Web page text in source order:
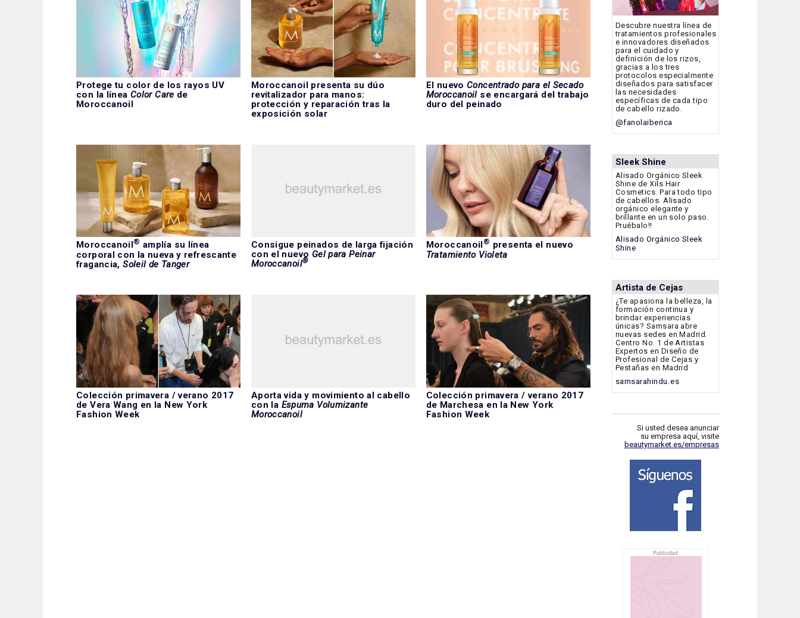
Protege tu color de los rayos UV
con la línea Color Care de
Moroccanoil
Moroccanoil presenta su dúo
revitalizador para manos:
protección y reparación tras la
exposición solar
El nuevo Concentrado para el Secado
Moroccanoilse encargará del trabajo
duro del peinado
Moroccanoil® amplía su línea
corporal con la nueva y refrescante
fragancia,Soleil de Tanger
Consigue peinados de larga fijación
con el nuevo Gel para Peinar
Moroccanoil®
Moroccanoil® presenta el nuevo
Tratamiento Violeta
Colección primavera / verano 2017
de Vera Wang en la New York
Fashion Week
Aporta vida y movimiento al cabello
con la Espuma Volumizante
Moroccanoil
Colección primavera / verano 2017
de Marchesa en la New York
Fashion Week
Descubre nuestra línea de
tratamientos profesionales
e innovadores diseñados
para el cuidado y
definición de los rizos,
gracias a los tres
protocolos especialmente
diseñados para satisfacer
las necesidades
específicas de cada tipo
de cabello rizado.
@fanolaiberica
Sleek Shine
Alisado Orgánico Sleek
Shine de Xils Hair
Cosmetics. Para todo tipo
de cabellos. Alisado
orgánico elegante y
brillante en un solo paso.
Pruébalo!!
Alisado Orgánico Sleek
Shine
Artista de Cejas
¿Te apasiona la belleza, la
formación continua y
brindar experiencias
únicas? Samsara abre
nuevas sedes en Madrid.
Centro No. 1 de Artistas
Expertos en Diseño de
Profesional de Cejas y
Pestañas en Madrid
samsarahindu.es
Si usted desea anunciar
su empresa aquí, visite
beautymarket.es/empresas